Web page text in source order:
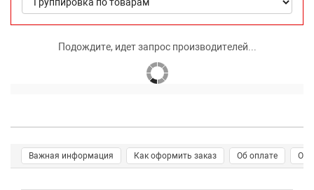
Подождите, идет запрос производителей...
Важная информация Как оформить заказ Об оплате О